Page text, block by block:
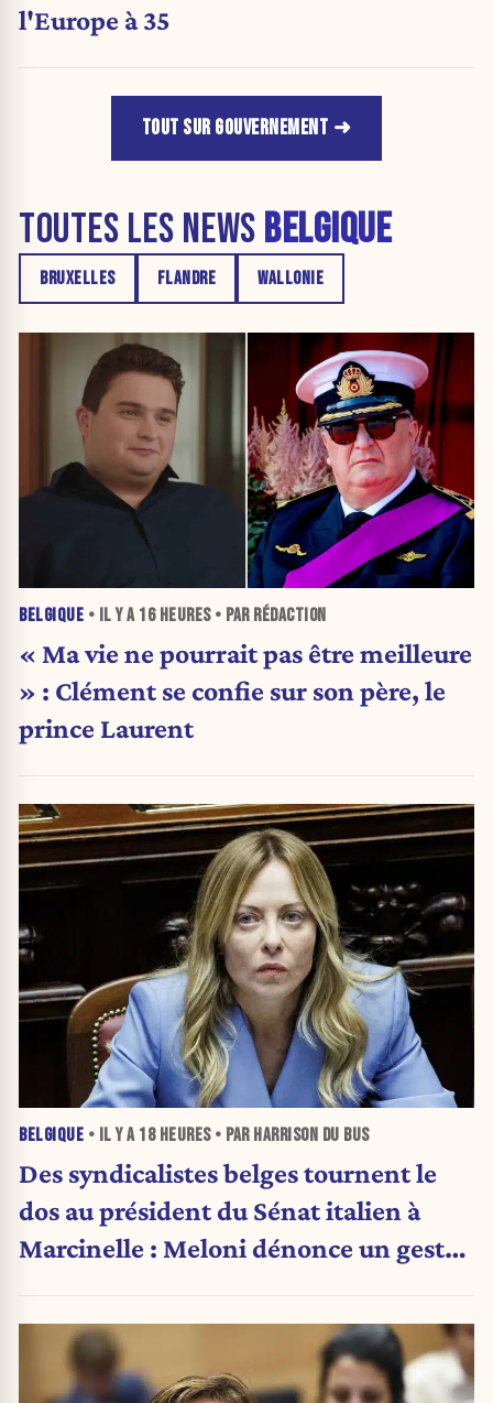
l'Europe à 35
TOUT SUR GOUVERNEMENT
TOUTES LES NEWS BELGIQUE
BRUXELLES FLANDRE WALLONIE
BELGIQUE • IL Y A 16 HEURES• PAR RÉDACTION
« Ma vie ne pourrait pas être meilleure
» : Clément se confie sur son père, le
prince Laurent
BELGIQUE • IL Y A 18 HEURES• PAR HARRISON DU BUS
Des syndicalistes belges tournent le
dos au président du Sénat italien à
Marcinelle : Meloni dénonce un geste